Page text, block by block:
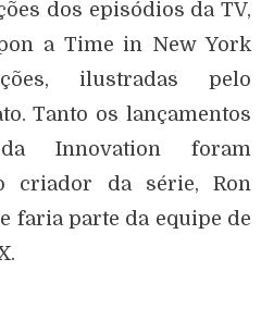
dos episódios da TV,
a Time in New York
ilustradas pelo
Tanto os lançamentos
Innovation foram
criador da série, Ron
faria parte da equipe de